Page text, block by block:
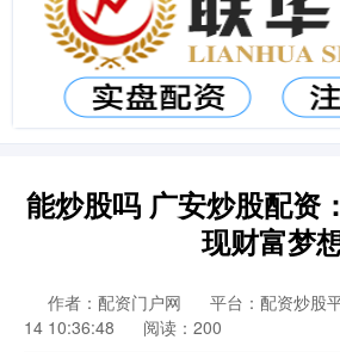
能炒股吗 广安炒股配资
现财富梦
作者：配资门户网 平台：配资炒股
14 10:36:48
阅读：200